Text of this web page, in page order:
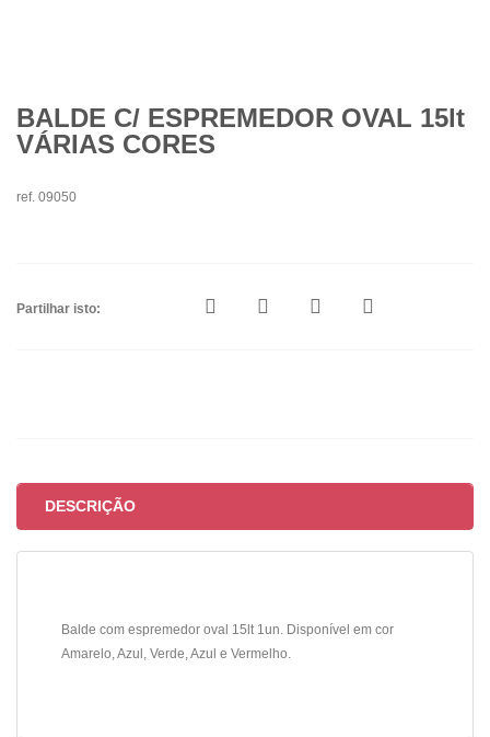
BALDE C/ ESPREMEDOR OVAL 15lt
VÁRIAS CORES
ref. 09050
Partilhar isto:
DESCRIÇÃO
Balde com espremedor oval 15lt 1un. Disponível em cor
Amarelo, Azul, Verde, Azul e Vermelho.